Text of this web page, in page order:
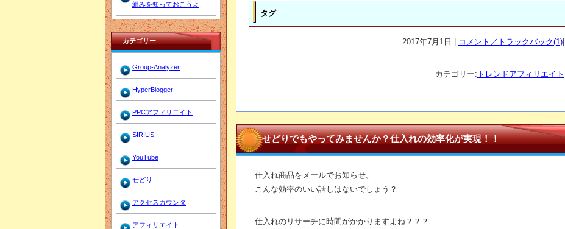
タグ
2017年7月1日 | コメント／トラックバック(1)|
カテゴリー: トレンドアフィリエイト
せどりでもやってみませんか？仕入れの効率化が実現！！
仕入れ商品をメールでお知らせ。
こんな効率のいい話しはないでしょう？
仕入れのリサーチに時間がかかりますよね？？？
組みを知っておこうよ
カテゴリー
Group-Analyzer
HyperBlogger
PPCアフィリエイト
SIRIUS
YouTube
せどり
アクセスカウンタ
アフィリエイト